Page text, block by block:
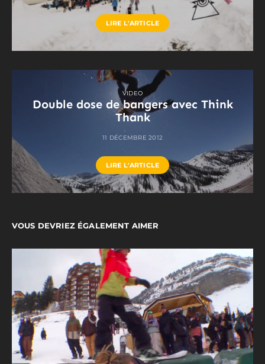
LIRE L'ARTICLE
VIDEO
Double dose de bangers avec Think
Thank
11 DÉCEMBRE 2012
LIRE L'ARTICLE
VOUS DEVRIEZ ÉGALEMENT AIMER